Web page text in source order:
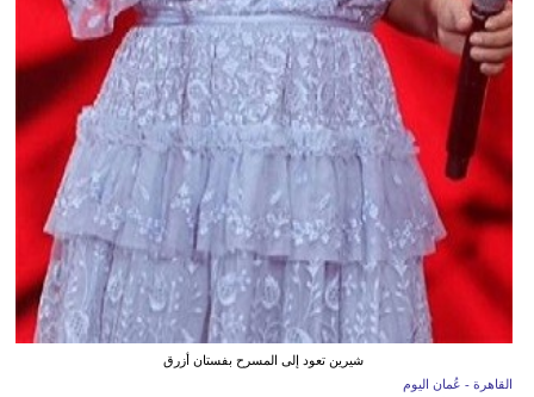
شيرين تعود إلى المسرح بفستان أزرق
القاهرة - عُمان اليوم